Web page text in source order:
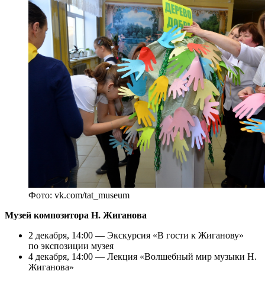
Фото: vk.com/tat_museum
Музей композитора Н. Жиганова
2 декабря, 14:00 — Экскурсия «В гости к Жиганову»
по экспозиции музея
4 декабря, 14:00 — Лекция «Волшебный мир музыки Н.
Жиганова»